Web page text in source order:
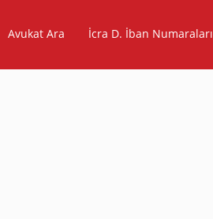
Avukat Ara İcra D. İban Numaraları